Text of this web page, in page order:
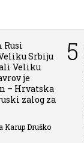
Rusi
Srbiju
Veliku
je
– Hrvatska
zalog za
Karup Druško
5